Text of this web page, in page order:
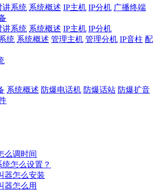
讲系统 系统概述 IP主机 IP分机 广播终端
讲系统 系统概述 IP主机 IP分机
统 系统概述 管理主机 管理分机 IP音柱 配
系统概述 防爆电话机 防爆话站 防爆扩音
么调时间
怎么设置？
器怎么安装
器怎么用